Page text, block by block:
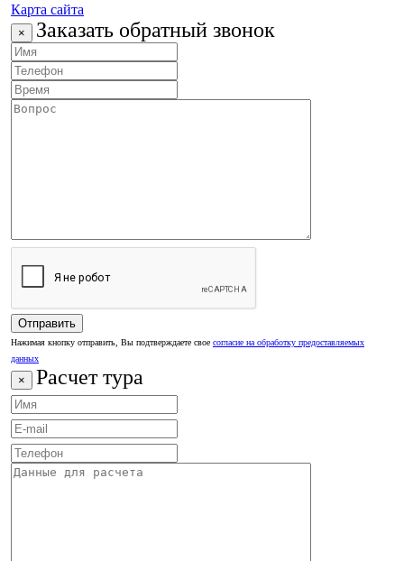
Карта сайта
× Заказать обратный звонок
Нажимая кнопку отправить, Вы подтверждаете свое согласие на обработку предоставляемых
данных
× Расчет тура